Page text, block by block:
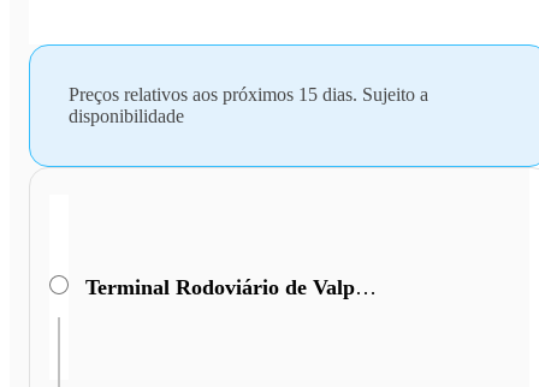
Preços relativos aos próximos 15 dias. Sujeito a
disponibilidade
Terminal Rodoviário de Valparaiso de Goiás